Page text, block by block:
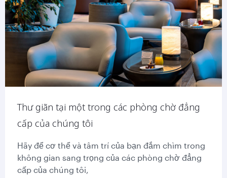
Thư giãn tại một trong các phòng chờ đẳng
cấp của chúng tôi
Hãy để cơ thể và tâm trí của bạn đắm chìm trong
không gian sang trọng của các phòng chờ đẳng
cấp của chúng tôi,